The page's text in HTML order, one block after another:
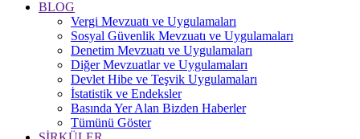
BLOG
Vergi Mevzuatı ve Uygulamaları
Sosyal Güvenlik Mevzuatı ve Uygulamaları
Denetim Mevzuatı ve Uygulamaları
Diğer Mevzuatlar ve Uygulamaları
Devlet Hibe ve Teşvik Uygulamaları
İstatistik ve Endeksler
Basında Yer Alan Bizden Haberler
Tümünü Göster